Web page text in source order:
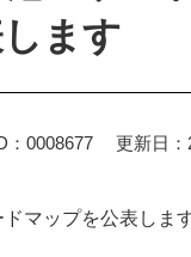
ます
：0008677 更新日
マップを公表します